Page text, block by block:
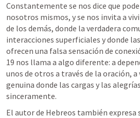
Constantemente se nos dice que
nosotros mismos, y se nos invita a
de los demás, donde la verdadera
interacciones superficiales y donde
ofrecen una falsa sensación de
19 nos llama a algo diferente: a
unos de otros a través de la oración,
genuina donde las cargas y las
sinceramente.
El autor de Hebreos también expresa